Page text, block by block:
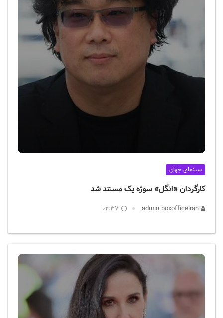
سینمای جهان
کارگردان «انگل»‌ سوژه یک مستند شد
02:37